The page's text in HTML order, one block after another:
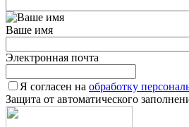
Ваше имя
Электронная почта
Я согласен на обработку
Защита от автоматического